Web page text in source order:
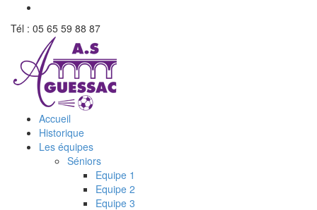
Tél : 05 65 59 88 87
Accueil
Historique
Les équipes
Séniors
Equipe 1
Equipe 2
Equipe 3